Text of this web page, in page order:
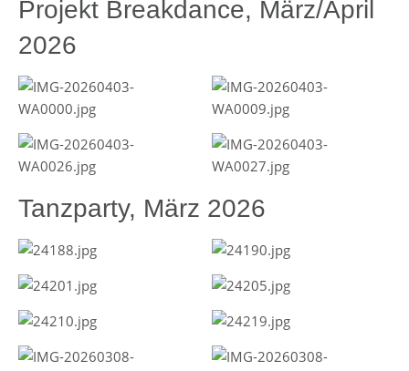
Projekt Breakdance, März/April
2026
Tanzparty, März 2026